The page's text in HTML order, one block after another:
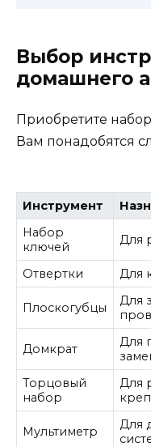
Выбор
домашнего
Приобретите
Вам понадобятся
Инструмент
Набор
ключей
Для
Отвертки Для
Плоскогубцы
Для
Домкрат
Для
Торцовый
набор
Для
Мультиметр
Для